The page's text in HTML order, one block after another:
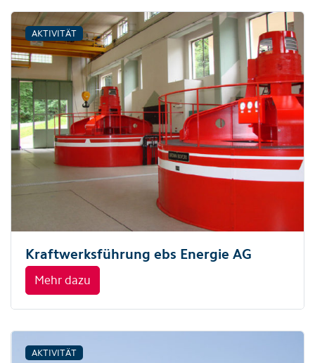
AKTIVITÄT
Kraftwerksführung ebs Energie AG
Mehr dazu
AKTIVITÄT